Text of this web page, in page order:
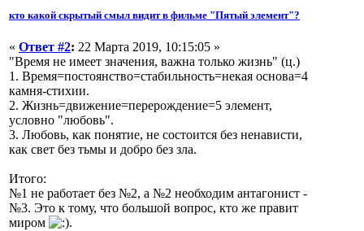
кто какой скрытый смыл видит в фильме "Пятый элемент"?
« Ответ #2: 22 Марта 2019, 10:15:05 »
"Время не имеет значения, важна только жизнь" (ц.)
1. Время=постоянство=стабильность=некая основа=4
камня-стихии.
2. Жизнь=движение=перерождение=5 элемент,
условно "любовь".
3. Любовь, как понятие, не состоится без ненависти,
как свет без тьмы и добро без зла.
Итого:
№1 не работает без №2, а №2 необходим антагонист -
№3. Это к тому, что большой вопрос, кто же правит
миром
.